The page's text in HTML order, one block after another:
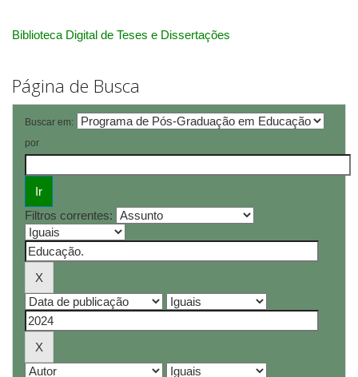
Biblioteca Digital de Teses e Dissertações
Página de Busca
Buscar em:
por
Filtros correntes: